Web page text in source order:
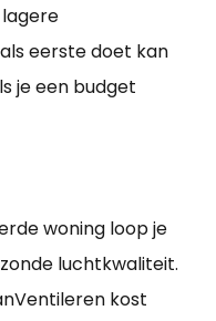
eerste doet kan
je een budget
woning loop je
luchtkwaliteit.
kost